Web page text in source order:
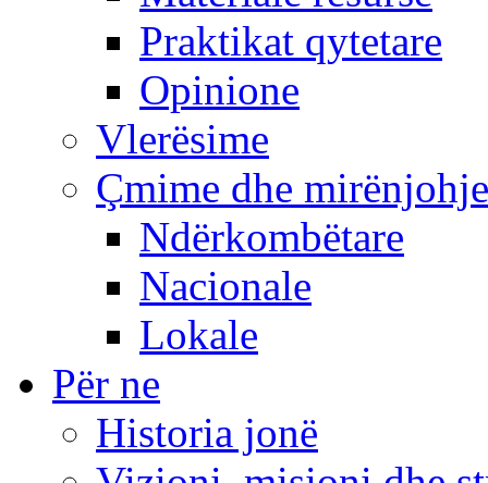
Praktikat qytetare
Opinione
Vlerësime
Çmime dhe mirënjohje
Ndërkombëtare
Nacionale
Lokale
Për ne
Historia jonë